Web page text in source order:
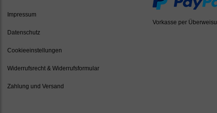
Impressum
Datenschutz
Cookieeinstellungen
Widerrufsrecht & Widerrufsformular
Zahlung und Versand
Vorkasse per